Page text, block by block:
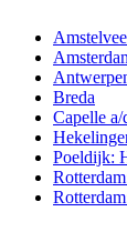
Breda
Capelle a/
Poeldijk: